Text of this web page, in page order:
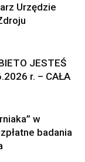
Urzędzie
JESTEŚ
r. – CAŁA
w
badania